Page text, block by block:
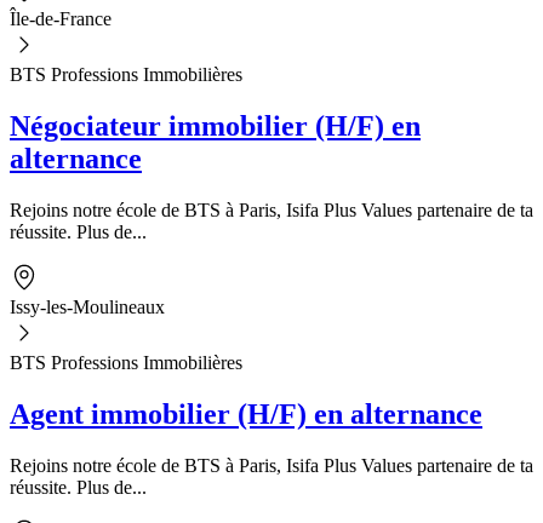
Île-de-France
BTS Professions Immobilières
Négociateur immobilier (H/F) en
alternance
Rejoins notre école de BTS à Paris, Isifa Plus Values partenaire de ta
réussite. Plus de...
Issy-les-Moulineaux
BTS Professions Immobilières
Agent immobilier (H/F) en alternance
Rejoins notre école de BTS à Paris, Isifa Plus Values partenaire de ta
réussite. Plus de...